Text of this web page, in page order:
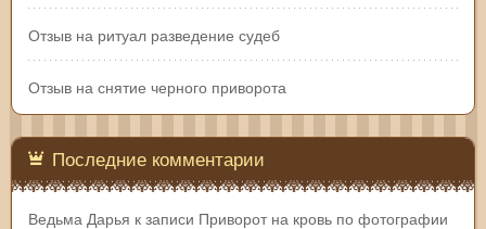
Отзыв на ритуал разведение судеб
Отзыв на снятие черного приворота
Последние комментарии
Ведьма Дарья к записи Приворот на кровь по фотографии